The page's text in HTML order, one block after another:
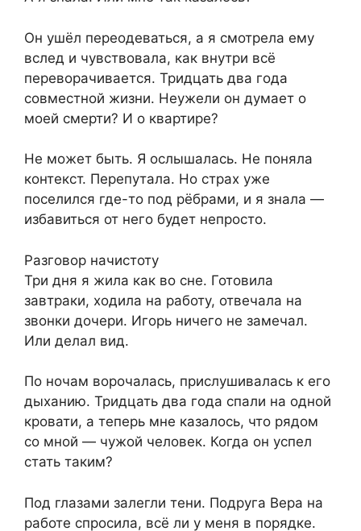
Он ушёл переодеваться, а я смотрела ему
вслед и чувствовала, как внутри всё
переворачивается. Тридцать два года
совместной жизни. Неужели он думает о
моей смерти? И о квартире?
Не может быть. Я ослышалась. Не поняла
контекст. Перепутала. Но страх уже
поселился где-то под рёбрами, и я знала —
избавиться от него будет непросто.
Разговор начистоту
Три дня я жила как во сне. Готовила
завтраки, ходила на работу, отвечала на
звонки дочери. Игорь ничего не замечал.
Или делал вид.
По ночам ворочалась, прислушивалась к его
дыханию. Тридцать два года спали на одной
кровати, а теперь мне казалось, что рядом
со мной — чужой человек. Когда он успел
стать таким?
Под глазами залегли тени. Подруга Вера на
работе спросила, всё ли у меня в порядке.